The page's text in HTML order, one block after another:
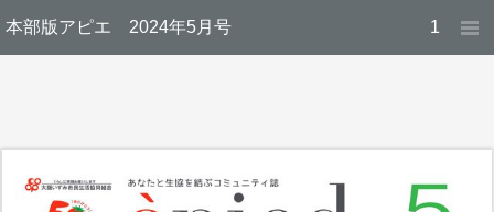
本部版アピエ 2024年5月号 1